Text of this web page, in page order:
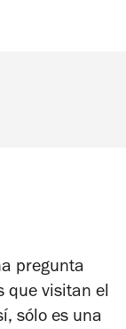
pregunta
que visitan el
sólo es una